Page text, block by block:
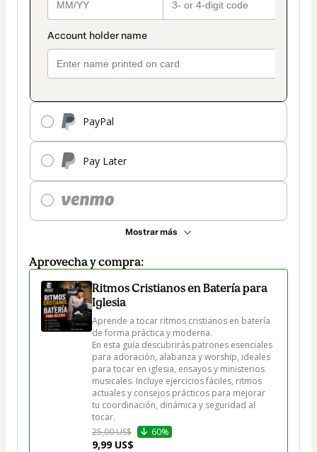
PayPal
Pay Later
Mostrar más
Aprovecha y compra:
Ritmos Cristianos en Batería para
Iglesia
Aprende a tocar ritmos cristianos en batería
de forma práctica y moderna.
En esta guía descubrirás patrones esenciales
para adoración, alabanza y worship, ideales
para tocar en iglesia, ensayos y ministerios
musicales. Incluye ejercicios fáciles, ritmos
actuales y consejos prácticos para mejorar
tu coordinación, dinámica y seguridad al
tocar.
25,00 US$
60%
9,99 US$